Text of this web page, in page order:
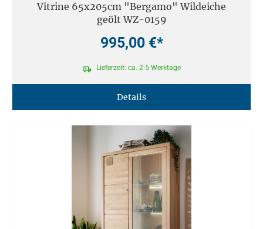
Vitrine 65x205cm "Bergamo" Wildeiche
geölt WZ-0159
995,00 €*
Lieferzeit: ca. 2-5 Werktage
Details